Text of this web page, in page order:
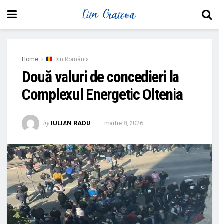
Home Din România
Două valuri de concedieri la
Complexul Energetic Oltenia
by IULIAN RADU martie 8, 2026